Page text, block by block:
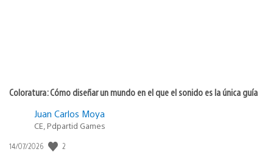
Coloratura: Cómo diseñar un mundo en el que el sonido es la única guía
Juan Carlos Moya
CE, Pdpartid Games
Fecha
14/07/2026 2